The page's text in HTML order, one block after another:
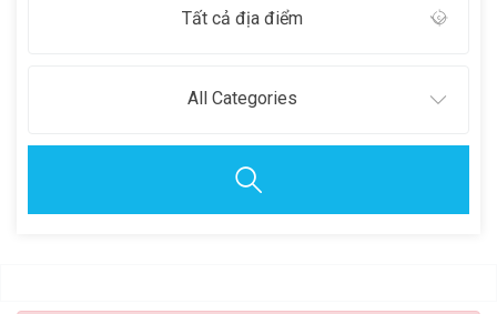
Tất cả địa điểm
All Categories